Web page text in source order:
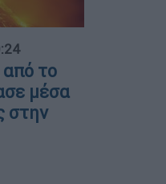
το
μέσα
στην